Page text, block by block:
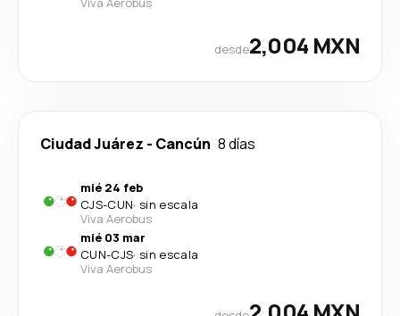
desde2,004 MXN
Ciudad Juárez - Cancún 8 días
mié 24 feb
CJS-CUN· sin escala
Viva Aerobus
mié 03 mar
CUN-CJS· sin escala
Viva Aerobus